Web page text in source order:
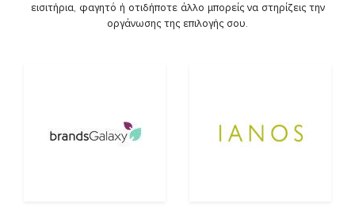
εισιτήρια, φαγητό ή οτιδήποτε άλλο μπορείς να στηρίζεις την
οργάνωσης της επιλογής σου.